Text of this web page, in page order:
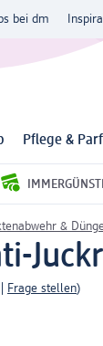
bei dm
Pflege &
&
Frage stellen)